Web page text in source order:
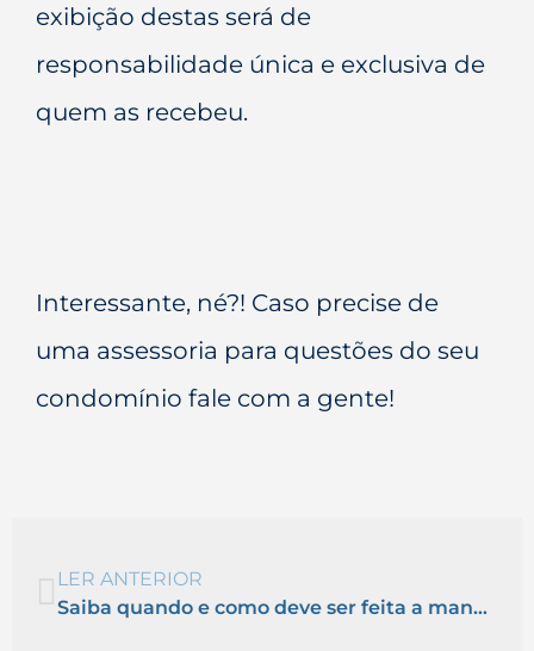
exibição destas será de
responsabilidade única e exclusiva de
quem as recebeu.
Interessante, né?! Caso precise de
uma assessoria para questões do seu
condomínio fale com a gente!
LER ANTERIOR
Saiba quando e como deve ser feita a manutenção nos extintores do seu condomínio